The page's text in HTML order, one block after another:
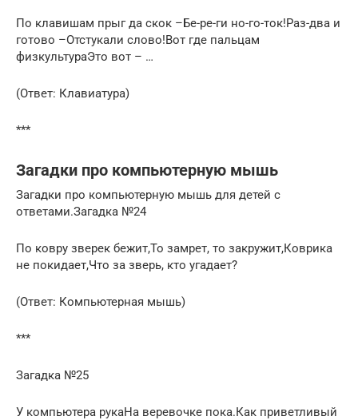
По клавишам прыг да скок –Бе-ре-ги но-го-ток!Раз-два и
готово –Отстукали слово!Вот где пальцам
физкультураЭто вот – …
(Ответ: Клавиатура)
***
Загадки про компьютерную мышь
Загадки про компьютерную мышь для детей с
ответами.Загадка №24
По ковру зверек бежит,То замрет, то закружит,Коврика
не покидает,Что за зверь, кто угадает?
(Ответ: Компьютерная мышь)
***
Загадка №25
У компьютера рукаНа веревочке пока.Как приветливый